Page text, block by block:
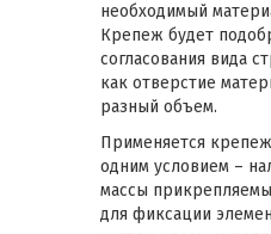
необходимый
Крепеж будет
согласования вида
как отверстие
разный объем.
Применяется
одним условием –
массы
для фиксации